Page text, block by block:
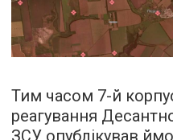
Тим часом 7-й
реагування
ЗСУ опублікував